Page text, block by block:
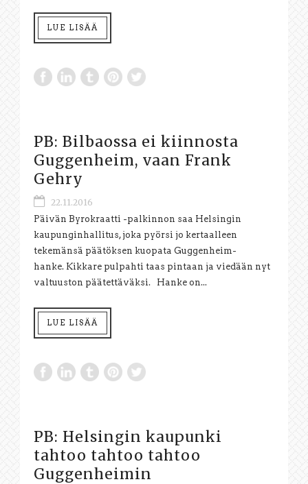
LUE LISÄÄ
PB: Bilbaossa ei kiinnosta
Guggenheim, vaan Frank
Gehry
22.11.2016
Päivän Byrokraatti -palkinnon saa Helsingin
kaupunginhallitus, joka pyörsi jo kertaalleen
tekemänsä päätöksen kuopata Guggenheim-
hanke. Kikkare pulpahti taas pintaan ja viedään nyt
valtuuston päätettäväksi. Hanke on...
LUE LISÄÄ
PB: Helsingin kaupunki
tahtoo tahtoo tahtoo
Guggenheimin